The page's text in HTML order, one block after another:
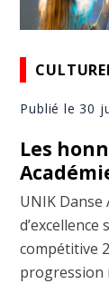
Publié le 30
Les
UNIK Danse
compétitive
progression